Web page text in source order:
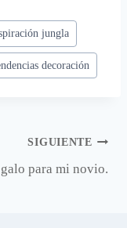
jungla
decoración
SIGUIENTE
para mi novio.